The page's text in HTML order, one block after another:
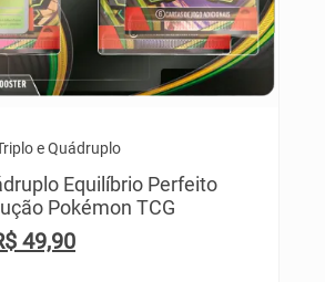
e Quádruplo
Equilíbrio Perfeito
Pokémon TCG
49,90